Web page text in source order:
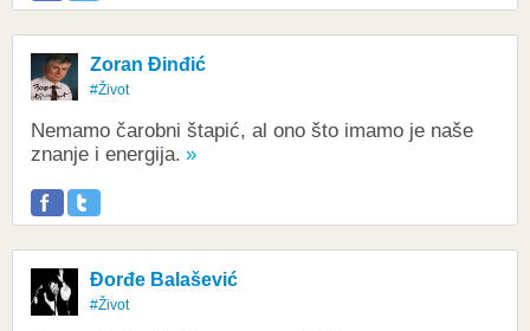
Zoran Đinđić
#Život
Nemamo čarobni štapić, al ono što imamo je naše
znanje i energija.
Đorđe Balašević
#Život